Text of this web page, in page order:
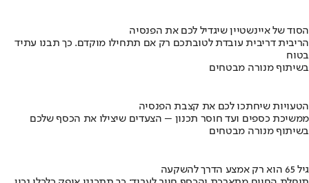
הסוד של איינשטיין שיגדיל לכם את הפנסיה
הריבית דריבית עובדת לטובתכם רק אם תתחילו מוקדם. כך תבנו עתיד
בטוח
בשיתוף מנורה מבטחים
הטעויות שיחתכו לכם את קצבת הפנסיה
ממשיכת כספים ועד חוסר תכנון – הצעדים שיצילו את הכסף שלכם
בשיתוף מנורה מבטחים
גיל 65 הוא רק אמצע הדרך להשקעה